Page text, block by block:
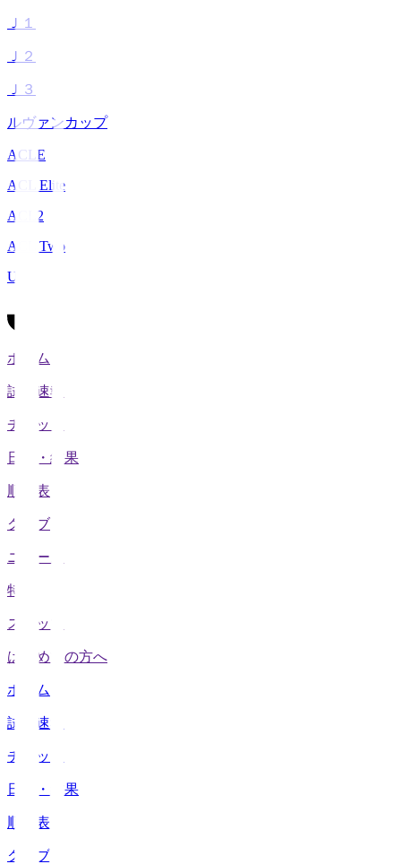
Ｊ１
Ｊ２
Ｊ３
ルヴァンカップ
ACLE
ACL Elite
ACL2
ACL Two
U-21
ホーム
試合速報
チケット
日程・結果
順位表
クラブ
ニュース
特集
スタッツ
はじめての方へ
ホーム
試合速報
チケット
日程・結果
順位表
クラブ